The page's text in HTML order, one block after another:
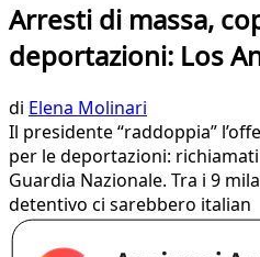
Arresti di massa,
deportazioni: Los
di Elena Molinari
Il presidente “raddoppia”
per le deportazioni:
Guardia Nazionale. Tra i 9
detentivo ci sarebbero italian